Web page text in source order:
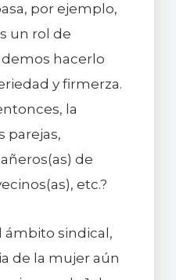
por ejemplo,
un rol de
hacerlo
y firmerza.
la
parejas,
de
etc.?
ámbito sindical,
de la mujer aún